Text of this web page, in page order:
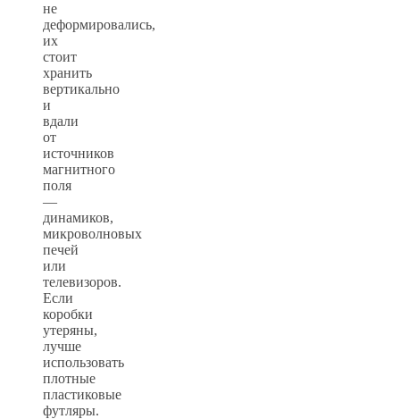
не
деформировались,
их
стоит
хранить
вертикально
и
вдали
от
источников
магнитного
поля
—
динамиков,
микроволновых
печей
или
телевизоров.
Если
коробки
утеряны,
лучше
использовать
плотные
пластиковые
футляры.